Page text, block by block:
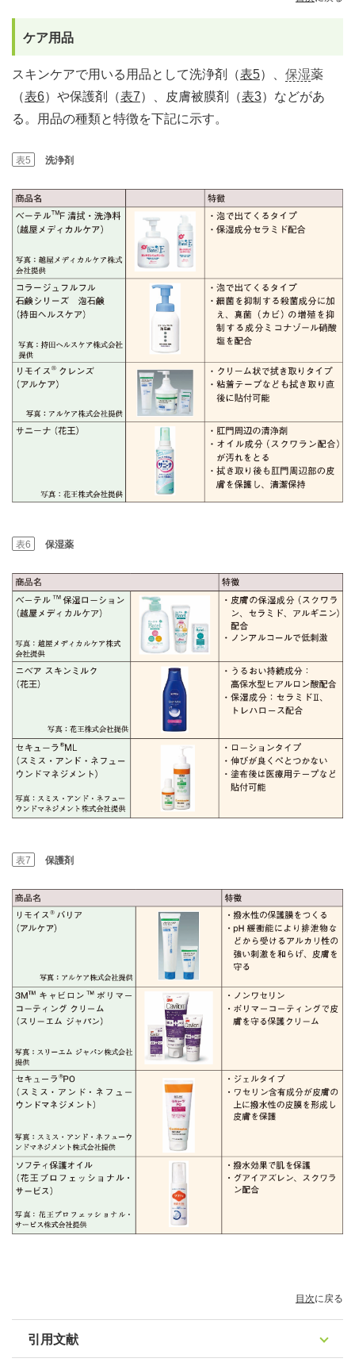
ケア用品
スキンケアで用いる用品として洗浄剤（表5）、 保湿薬
（表6）や保護剤（表7）、皮膚被膜剤（表3）などがあ
る。用品の種類と特徴を下記に示す。
表5 洗浄剤
表6 保湿薬
表7 保護剤
目次に戻る
引用文献